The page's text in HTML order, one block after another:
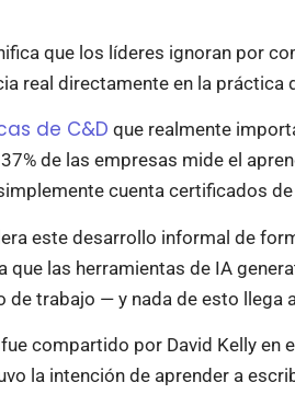
que los líderes ignoran por
real directamente en la práctica
de C&D que realmente
de las empresas mide el
cuenta certificados
este desarrollo informal de
que las herramientas de IA
de trabajo — y nada de esto llega
compartido por David Kelly en
la intención de aprender a